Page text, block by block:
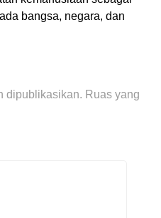
bangsa, negara, dan
dipublikasikan. Ruas yang